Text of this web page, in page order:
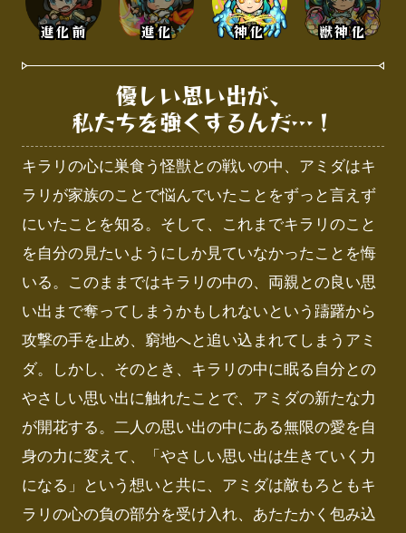
進化前 進化 神化 獣神化
優しい思い出が、
私たちを強くするんだ…！
キラリの心に巣食う怪獣との戦いの中、アミダはキ
ラリが家族のことで悩んでいたことをずっと言えず
にいたことを知る。そして、これまでキラリのこと
を自分の見たいようにしか見ていなかったことを悔
いる。このままではキラリの中の、両親との良い思
い出まで奪ってしまうかもしれないという躊躇から
攻撃の手を止め、窮地へと追い込まれてしまうアミ
ダ。しかし、そのとき、キラリの中に眠る自分との
やさしい思い出に触れたことで、アミダの新たな力
が開花する。二人の思い出の中にある無限の愛を自
身の力に変えて、「やさしい思い出は生きていく力
になる」という想いと共に、アミダは敵もろともキ
ラリの心の負の部分を受け入れ、あたたかく包み込